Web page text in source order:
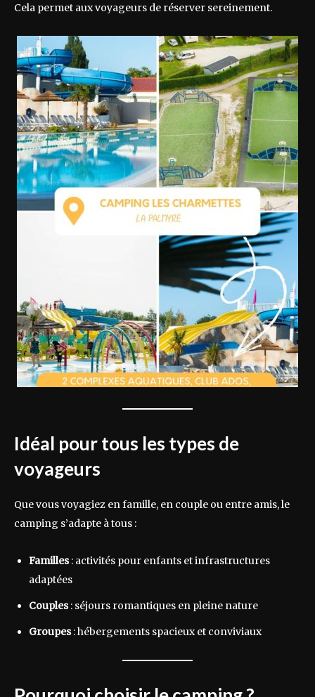
Cela permet aux voyageurs de réserver sereinement.
Idéal pour tous les types de
voyageurs
Que vous voyagiez en famille, en couple ou entre amis, le
camping s’adapte à tous :
Familles: activités pour enfants et infrastructures
adaptées
Couples: séjours romantiques en pleine nature
Groupes: hébergements spacieux et conviviaux